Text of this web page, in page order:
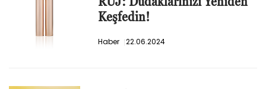
Keşfedin!
Haber 22.06.2024